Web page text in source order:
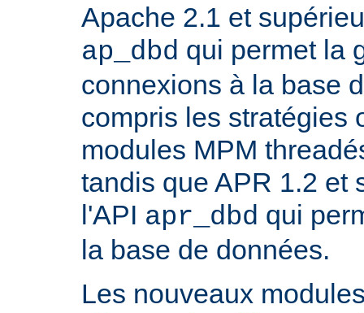
Apache 2.1 et
ap_dbd qui permet la
connexions à la base
compris les stratégies
modules MPM
tandis que APR 1.2 et
l'API apr_dbd qui
la base de données.
Les nouveaux